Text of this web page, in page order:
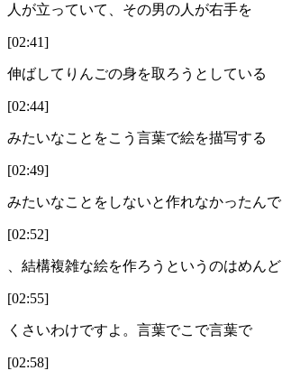
人が立っていて、その男の人が右手を
[02:41]
伸ばしてりんごの身を取ろうとしている
[02:44]
みたいなことをこう言葉で絵を描写する
[02:49]
みたいなことをしないと作れなかったんで
[02:52]
、結構複雑な絵を作ろうというのはめんど
[02:55]
くさいわけですよ。言葉でこで言葉で
[02:58]